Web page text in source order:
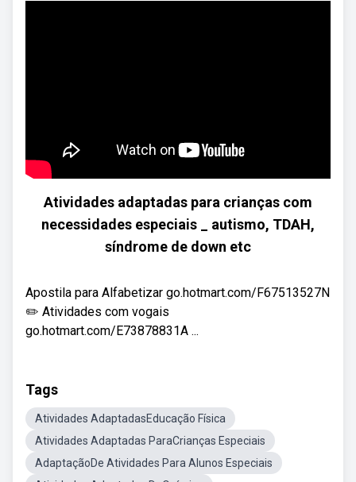
Atividades adaptadas para crianças com
necessidades especiais _ autismo, TDAH,
síndrome de down etc
Apostila para Alfabetizar go.hotmart.com/F67513527N
✏️ Atividades com vogais
go.hotmart.com/E73878831A ...
Tags
Atividades AdaptadasEducação Física
Atividades Adaptadas ParaCrianças Especiais
AdaptaçãoDe Atividades Para Alunos Especiais